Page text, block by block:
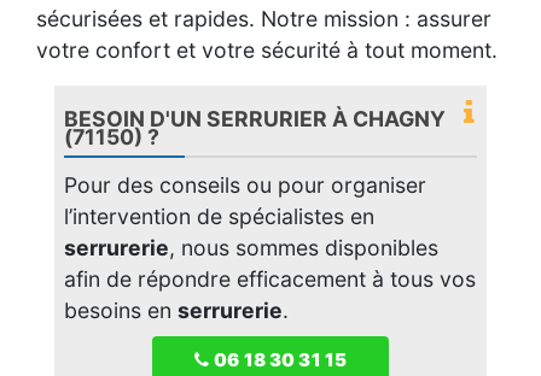
sécurisées et rapides. Notre mission : assurer
votre confort et votre sécurité à tout moment.
BESOIN D'UN SERRURIER À CHAGNY
(71150) ?
Pour des conseils ou pour organiser
l’intervention de spécialistes en
serrurerie, nous sommes disponibles
afin de répondre efficacement à tous vos
besoins en serrurerie.
06 18 30 31 15